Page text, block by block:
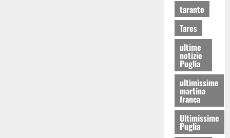
taranto
Tares
ultime
notizie
Puglia
ultimissime
martina
franca
Ultimissime
Puglia